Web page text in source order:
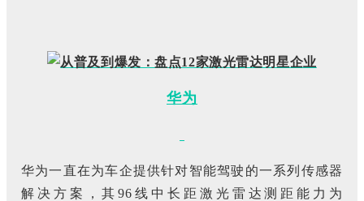
华为
华为一直在为车企提供针对智能驾驶的一系列传感器
解决方案，其96线中长距激光雷达测距能力为